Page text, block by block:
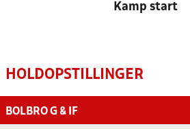
Kamp start
HOLDOPSTILLINGER
BOLBRO G & IF